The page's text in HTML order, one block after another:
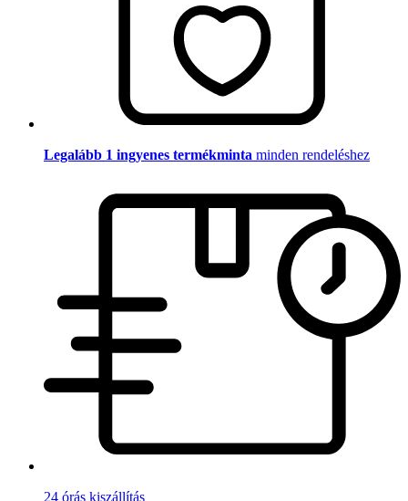
Legalább 1 ingyenes termékminta minden rendeléshez
24 órás kiszállítás